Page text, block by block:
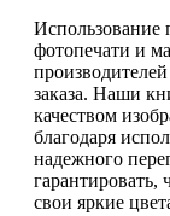
Использование
фотопечати и
заказа. Наши
качеством
благодаря
надежного
гарантировать,
свои яркие